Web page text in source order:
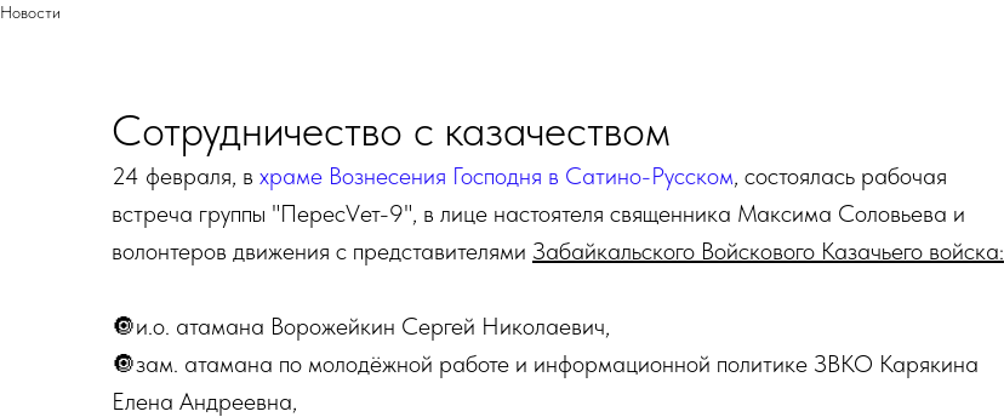
Новости
Сотрудничество с казачеством
24 февраля, в храме Вознесения Господня в Сатино-Русском, состоялась рабочая
встреча группы "ПересVет-9", в лице настоятеля священника Максима Соловьева и
волонтеров движения с представителями Забайкальского Войскового Казачьего войска:
🔘и.о. атамана Ворожейкин Сергей Николаевич,
🔘зам. атамана по молодёжной работе и информационной политике ЗВКО Карякина
Елена Андреевна,